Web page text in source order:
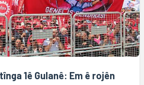
1ê Gulanê: Em ê rojên